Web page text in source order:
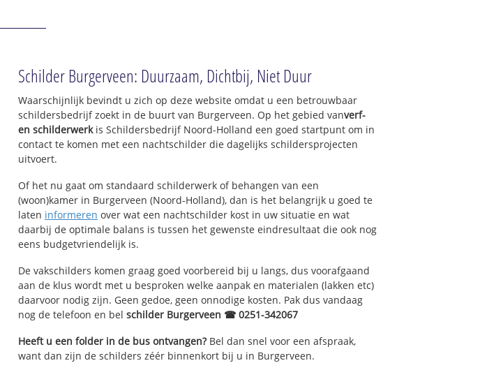
Schilder Burgerveen: Duurzaam, Dichtbij, Niet Duur
Waarschijnlijk bevindt u zich op deze website omdat u een betrouwbaar
schildersbedrijf zoekt in de buurt van Burgerveen. Op het gebied vanverf-
en schilderwerkis Schildersbedrijf Noord-Holland een goed startpunt om in
contact te komen met een nachtschilder die dagelijks schildersprojecten
uitvoert.
Of het nu gaat om standaard schilderwerk of behangen van een
(woon)kamer in Burgerveen (Noord-Holland), dan is het belangrijk u goed te
laten informeren over wat een nachtschilder kost in uw situatie en wat
daarbij de optimale balans is tussen het gewenste eindresultaat die ook nog
eens budgetvriendelijk is.
De vakschilders komen graag goed voorbereid bij u langs, dus voorafgaand
aan de klus wordt met u besproken welke aanpak en materialen (lakken etc)
daarvoor nodig zijn. Geen gedoe, geen onnodige kosten. Pak dus vandaag
nog de telefoon en bel schilder Burgerveen ☎ 0251-342067
Heeft u een folder in de bus ontvangen?Bel dan snel voor een afspraak,
want dan zijn de schilders zéér binnenkort bij u in Burgerveen.